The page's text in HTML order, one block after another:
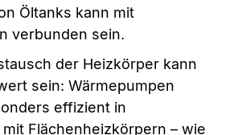
Öltanks kann mit
verbunden sein.
der Heizkörper kann
sein: Wärmepumpen
effizient in
Flächenheizkörpern – wie